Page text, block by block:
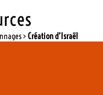
>Création d’Israël